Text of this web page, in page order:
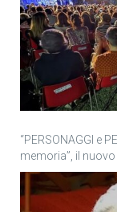
“PERSONAGGI e
memoria”, il